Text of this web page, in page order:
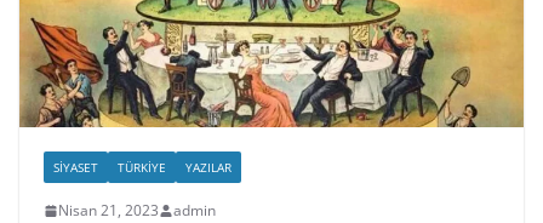
SIYASET TÜRKIYE YAZILAR
Nisan 21, 2023 admin